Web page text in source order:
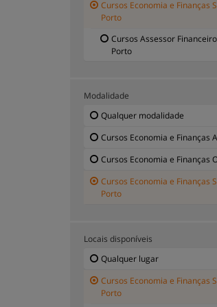
Cursos Economia e Finanças
Porto
Cursos Assessor
Porto
Modalidade
Qualquer modalidade
Cursos Economia e Finanças
Cursos Economia e Finanças
Cursos Economia e Finanças
Porto
Locais disponíveis
Qualquer lugar
Cursos Economia e Finanças
Porto